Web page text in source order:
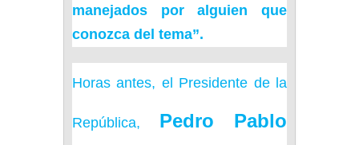
manejados por alguien que
conozca del tema”.
Horas antes, el Presidente de la
República,
Pedro Pablo